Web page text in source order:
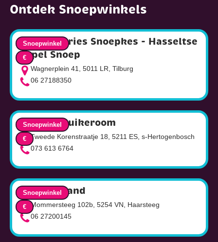
Ontdek Snoepwinkels
van den Dries Snoepkes - Hasseltse
Kapel Snoep
Wagnerplein 41, 5011 LR, Tilburg
06 27188350
Snoepwinkel
€
Bossche Suikeroom
Tweede Korenstraatje 18, 5211 ES, s-Hertogenbosch
073 613 6764
Snoepwinkel
€
Snoepjesland
Mommersteeg 102b, 5254 VN, Haarsteeg
06 27200145
Snoepwinkel
€